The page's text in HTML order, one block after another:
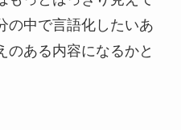
の中で言語化したいあ
のある内容になるかと